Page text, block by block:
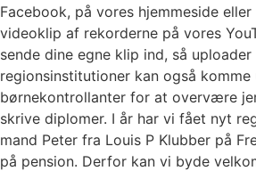
Facebook, på vores hjemmeside
videoklip af rekorderne på vores
sende dine egne klip ind, så
regionsinstitutioner kan også komme
børnekontrollanter for at overvære
skrive diplomer. I år har vi fået nyt
mand Peter fra Louis P Klubber på
på pension. Derfor kan vi byde